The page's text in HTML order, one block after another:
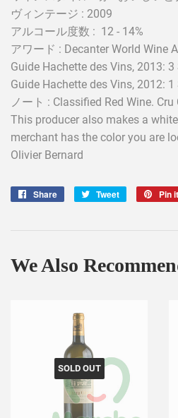
ヴィンテージ : 2009
アルコール度数 : 12 - 14%
アワード : Decanter World Wine
Guide Hachette des Vins, 2013:
Guide Hachette des Vins, 2012: 1
ノート : Classified Red Wine.
This producer also makes a
merchant has the color you are
Olivier Bernard
Share
Share
Tweet
Tweet
Pin it
We Also
SOLD OUT